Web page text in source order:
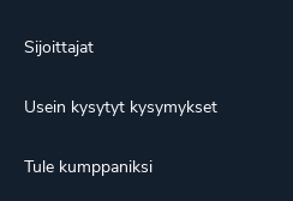
Sijoittajat
Usein kysytyt kysymykset
Tule kumppaniksi